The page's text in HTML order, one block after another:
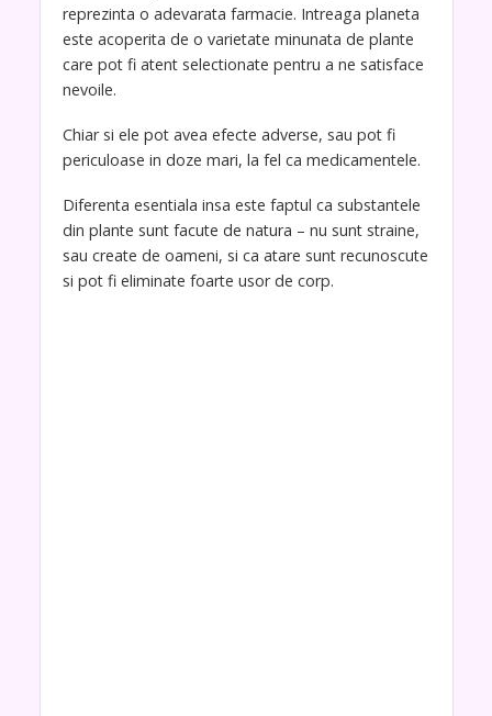
reprezinta o adevarata farmacie. Intreaga planeta
este acoperita de o varietate minunata de plante
care pot fi atent selectionate pentru a ne satisface
nevoile.
Chiar si ele pot avea efecte adverse, sau pot fi
periculoase in doze mari, la fel ca medicamentele.
Diferenta esentiala insa este faptul ca substantele
din plante sunt facute de natura – nu sunt straine,
sau create de oameni, si ca atare sunt recunoscute
si pot fi eliminate foarte usor de corp.